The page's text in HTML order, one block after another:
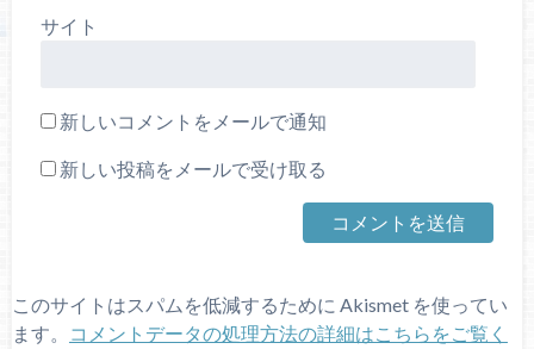
サイト
新しいコメントをメールで通知
新しい投稿をメールで受け取る
このサイトはスパムを低減するために Akismet を使ってい
ます。
コメントデータの処理方法の詳細はこちらをご覧く